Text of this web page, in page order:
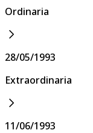
Ordinaria
28/05/1993
Extraordinaria
11/06/1993